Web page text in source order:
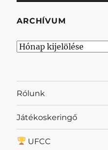
ARCHÍVUM
Archívum
Rólunk
Játékoskeringő
UFCC